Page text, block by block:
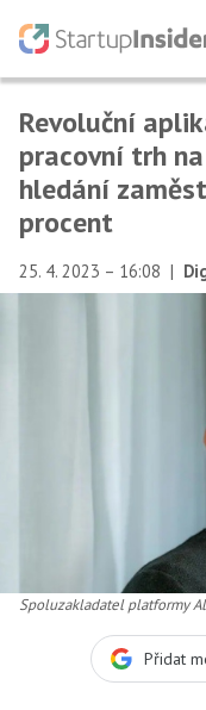
Revoluční
pracovní trh
hledání
procent
25. 4. 2023 – 16:08 |
Spoluzakladatel platformy
Přidat